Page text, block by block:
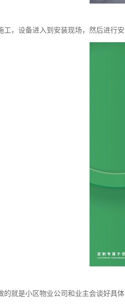
工，设备进入到安装现场，然后进行
的就是小区物业公司和业主会谈好具